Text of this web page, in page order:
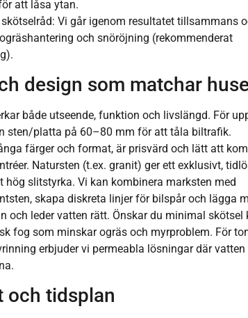
att låsa ytan.
Vi går igenom resultatet tillsammans
och snöröjning (rekommenderat
design som matchar
både utseende, funktion och livslängd. För
sten/platta på 60–80 mm för att tåla biltrafik.
färger och format, är prisvärd och lätt att
Natursten (t.ex. granit) ger ett exklusivt,
hög slitstyrka. Vi kan kombinera marksten med
skapa diskreta linjer för bilspår och lägga
och leder vatten rätt. Önskar du minimal skötsel
fog som minskar ogräs och myrproblem. För
erbjuder vi permeabla lösningar där
och tidsplan